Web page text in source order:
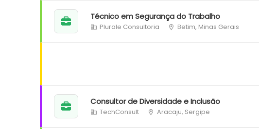
Técnico em Segurança do Trabalho
Plurale Consultoria Betim, Minas Gerais
Consultor de Diversidade e Inclusão
TechConsult Aracaju, Sergipe